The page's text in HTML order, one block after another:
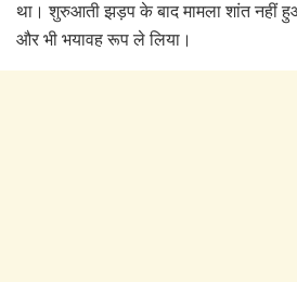
था। शुरुआती झड़प के बाद मामला शांत नहीं
और भी भयावह रूप ले लिया।